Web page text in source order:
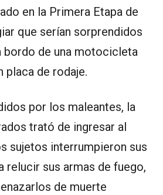
en la Primera Etapa de
que serían sorprendidos
bordo de una motocicleta
placa de rodaje.
por los maleantes, la
trató de ingresar al
sujetos interrumpieron sus
relucir sus armas de fuego,
de muerte